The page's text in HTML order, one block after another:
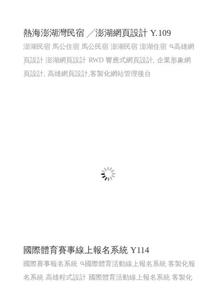
熱海澎湖灣民宿 ╱澎湖網頁設計 Y.109
澎湖民宿 馬公住宿 馬公民宿 澎湖民宿 澎湖住宿
高雄網
頁設計 澎湖網頁設計 RWD 響應式網頁設計, 企業形象網
頁設計, 高雄網頁設計,客製化網站管理後台
國際體育賽事線上報名系統 Y114
國際賽事報名系統
國際體育活動線上報名系統 客製化報
名系統 高雄程式設計 國際體育活動線上報名系統 客製化